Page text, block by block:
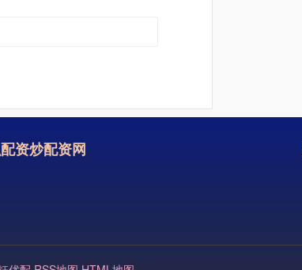
资炒配资网